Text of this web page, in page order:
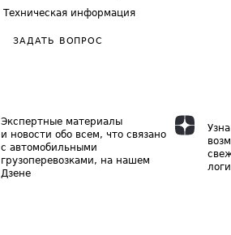
Техническая информация
ЗАДАТЬ ВОПРОС
Экспертные материалы
и новости обо всем, что связано
с автомобильными
грузоперевозками, на нашем
Дзене